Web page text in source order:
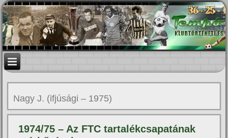
Nagy J. (ifjúsági – 1975)
1974/75 – Az FTC tartalékcsapatának